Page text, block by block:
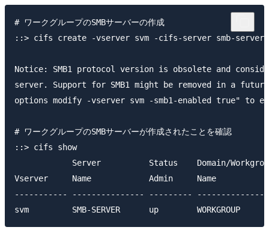
# ワークグループのSMBサーバーの作成
::> cifs create -vserver svm -cifs-server smb-server -
Notice: SMB1 protocol version is obsolete and
server. Support for SMB1 might be removed in a
options modify -vserver svm -smb1-enabled true" to
# ワークグループのSMBサーバーが作成されたことを確認
::> cifs show
Server          Status    Domain/
Vserver     Name            Admin     Name
----------- --------------- ---------